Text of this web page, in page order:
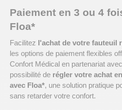
Paiement en 3 ou 4
Floa*
Facilitez l'achat de votre fauteuil
les options de paiement flexibles
Confort Médical en partenariat
possibilité de régler votre achat
avec Floa*, une solution pratique
sans retarder votre confort.